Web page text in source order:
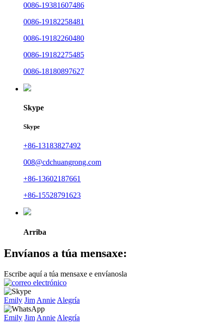
0086-19381607486
0086-19182258481
0086-19182260480
0086-19182275485
0086-18180897627
Skype
Skype
+86-13183827492
008@cdchuangrong.com
+86-13602187661
+86-15528791623
Arriba
Envíanos a túa mensaxe:
Escribe aquí a túa mensaxe e envíanosla
Emily Jim Annie Alegría
Emily Jim Annie Alegría